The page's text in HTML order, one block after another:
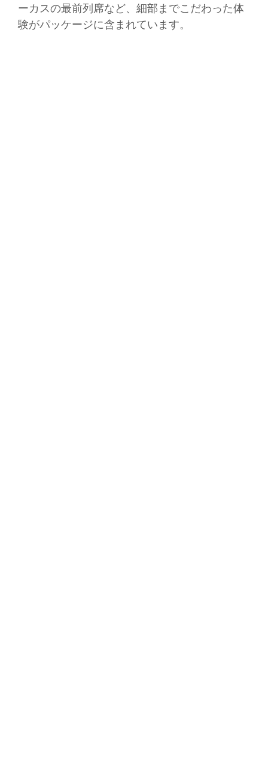
ーカスの最前列席など、細部までこだわった体
験がパッケージに含まれています。